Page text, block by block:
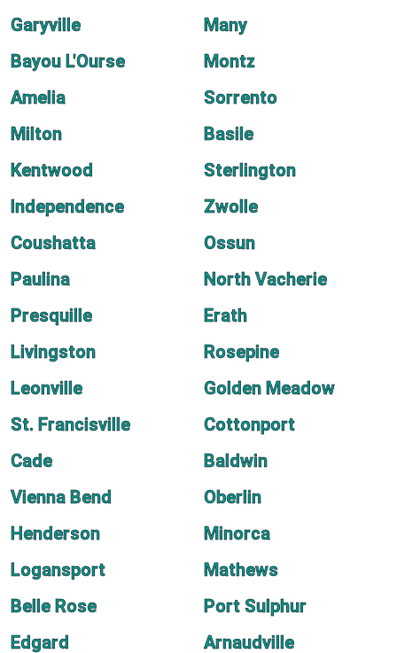
Garyville
Many
Bayou L'Ourse
Montz
Amelia
Sorrento
Milton
Basile
Kentwood
Sterlington
Independence
Zwolle
Coushatta
Ossun
Paulina
North Vacherie
Presquille
Erath
Livingston
Rosepine
Leonville
Golden Meadow
St. Francisville
Cottonport
Cade
Baldwin
Vienna Bend
Oberlin
Henderson
Minorca
Logansport
Mathews
Belle Rose
Port Sulphur
Edgard
Arnaudville